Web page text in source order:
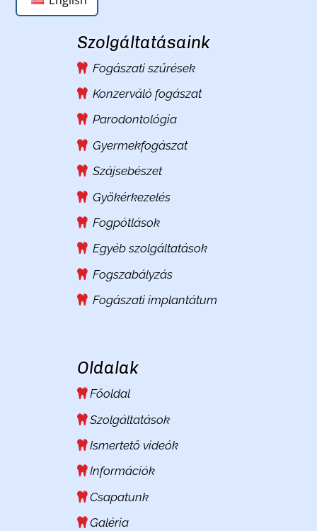
Szolgáltatásaink
Fogászati szűrések
Konzerváló fogászat
Parodontológia
Gyermekfogászat
Szájsebészet
Gyökérkezelés
Fogpótlások
Egyéb szolgáltatások
Fogszabályzás
Fogászati implantátum
Oldalak
Főoldal
Szolgáltatások
Ismertető videók
Információk
Csapatunk
Galéria